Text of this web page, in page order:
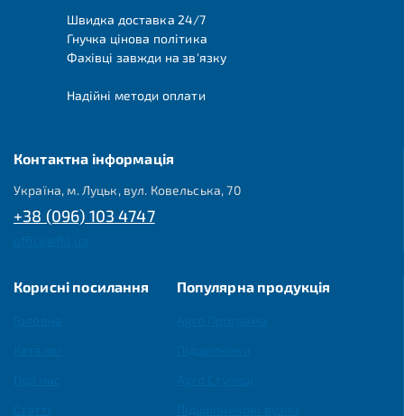
Швидка доставка 24/7
Гнучка цінова політика
Фахівці завжди на зв'язку
Надійні методи оплати
Контактна інформація
Україна, м. Луцьк, вул. Ковельська, 70
+38 (096) 103 4747
Корисні посилання Популярна продукція